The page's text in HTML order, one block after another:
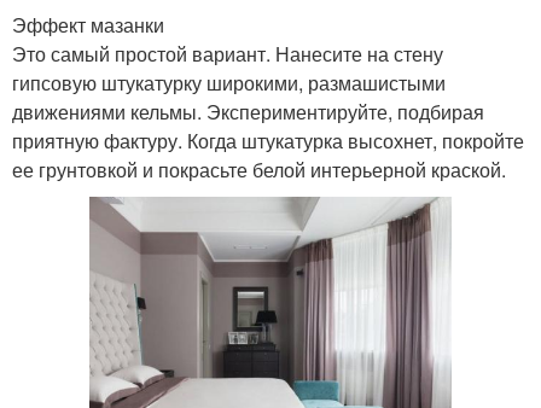
Эффект мазанки
Это самый простой вариант. Нанесите на стену
гипсовую штукатурку широкими, размашистыми
движениями кельмы. Экспериментируйте, подбирая
приятную фактуру. Когда штукатурка высохнет, покройте
ее грунтовкой и покрасьте белой интерьерной краской.